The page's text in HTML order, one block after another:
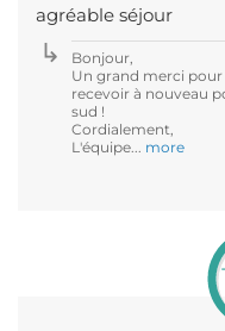
agréable séjour
Bonjour,
Un grand merci
recevoir à nouveau
sud !
Cordialement,
L'équipe... more